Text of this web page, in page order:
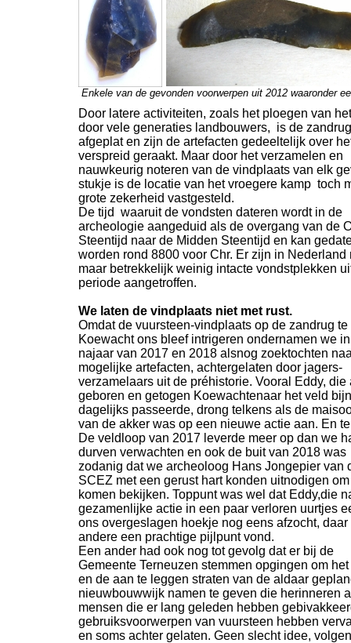
Enkele van de gevonden voorwerpen uit 2012 waaronder
Door latere activiteiten, zoals het ploegen van
door vele generaties landbouwers, is de zandrug
afgeplat en zijn de artefacten gedeeltelijk over
verspreid geraakt. Maar door het verzamelen en
nauwkeurig noteren van de vindplaats van elk
stukje is de locatie van het vroegere kamp toch
grote zekerheid vastgesteld.
De tijd waaruit de vondsten dateren wordt in de
archeologie aangeduid als de overgang van de
Steentijd naar de Midden Steentijd en kan
worden rond 8800 voor Chr. Er zijn in Nederland
maar betrekkelijk weinig intacte vondstplekken
periode aangetroffen.
We laten de vindplaats niet met rust.
Omdat de vuursteen-vindplaats op de zandrug te
Koewacht ons bleef intrigeren ondernamen we
najaar van 2017 en 2018 alsnog zoektochten
mogelijke artefacten, achtergelaten door jagers-
verzamelaars uit de préhistorie. Vooral Eddy, die
geboren en getogen Koewachtenaar het veld
dagelijks passeerde, drong telkens als de
van de akker was op een nieuwe actie aan. En
De veldloop van 2017 leverde meer op dan we
durven verwachten en ook de buit van 2018 was
zodanig dat we archeoloog Hans Jongepier van
SCEZ met een gerust hart konden uitnodigen
komen bekijken. Toppunt was wel dat Eddy,die
gezamenlijke actie in een paar verloren uurtjes
ons overgeslagen hoekje nog eens afzocht, daar
andere een prachtige pijlpunt vond.
Een ander had ook nog tot gevolg dat er bij de
Gemeente Terneuzen stemmen opgingen om
en de aan te leggen straten van de aldaar
nieuwbouwwijk namen te geven die herinneren
mensen die er lang geleden hebben
gebruiksvoorwerpen van vuursteen hebben
en soms achter gelaten. Geen slecht idee,